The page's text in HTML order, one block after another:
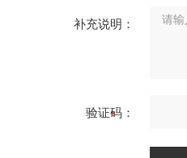
补充说明：
验证码：